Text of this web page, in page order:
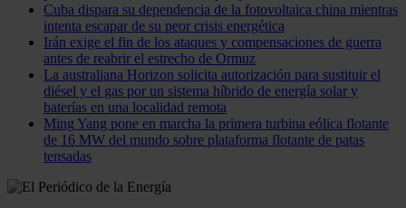
Cuba dispara su dependencia de la fotovoltaica china mientras
intenta escapar de su peor crisis energética
Irán exige el fin de los ataques y compensaciones de guerra
antes de reabrir el estrecho de Ormuz
La australiana Horizon solicita autorización para sustituir el
diésel y el gas por un sistema híbrido de energía solar y
baterías en una localidad remota
Ming Yang pone en marcha la primera turbina eólica flotante
de 16 MW del mundo sobre plataforma flotante de patas
tensadas